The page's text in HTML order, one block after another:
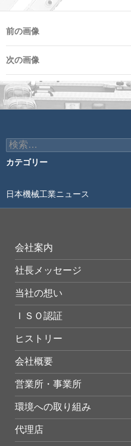
前の画像
次の画像
検
索:
カテゴリー
日本機械工業ニュース
会社案内
社長メッセージ
当社の想い
ＩＳＯ認証
ヒストリー
会社概要
営業所・事業所
環境への取り組み
代理店